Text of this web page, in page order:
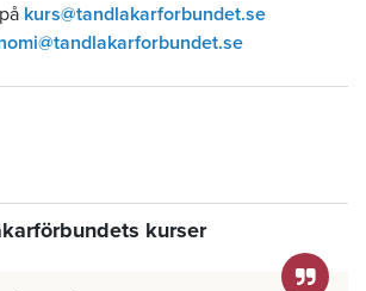
kurs@tandlakarforbundet.se
kurser